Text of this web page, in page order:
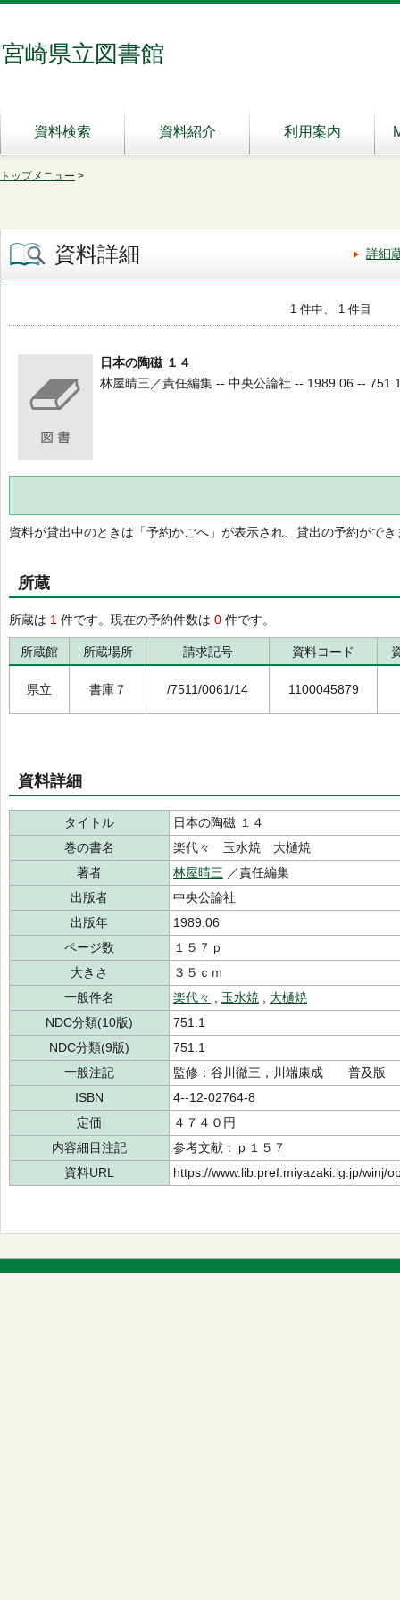
宮崎県立図書館
資料検索 資料紹介 利用案内
トップメニュー >
資料詳細 詳細
1 件中、 1 件目
日本の陶磁 １４
林屋晴三／責任編集 -- 中央公論社 -- 1989.06 --
資料が貸出中のときは「予約かごへ」が表示され、貸出の予約ができ
所蔵
所蔵は 1 件です。現在の予約件数は 0 件です。
所蔵館 所蔵場所 請求記号 資料コード
県立 書庫７ /7511/0061/14 1100045879
資料詳細
タイトル
日本の陶磁 １４
巻の書名
楽代々 玉水焼 大樋焼
著者
林屋晴三 ／責任編集
出版者
中央公論社
出版年
1989.06
ページ数
１５７ｐ
大きさ
３５ｃｍ
一般件名
楽代々 玉水焼
大樋焼
NDC分類(10版)
751.1
NDC分類(9版)
751.1
一般注記
監修：谷川徹三，川端康成 普及版
ISBN
4--12-02764-8
定価
４７４０円
内容細目注記
参考文献：ｐ１５７
資料URL
https://www.lib.pref.miyazaki.lg.jp/winj/